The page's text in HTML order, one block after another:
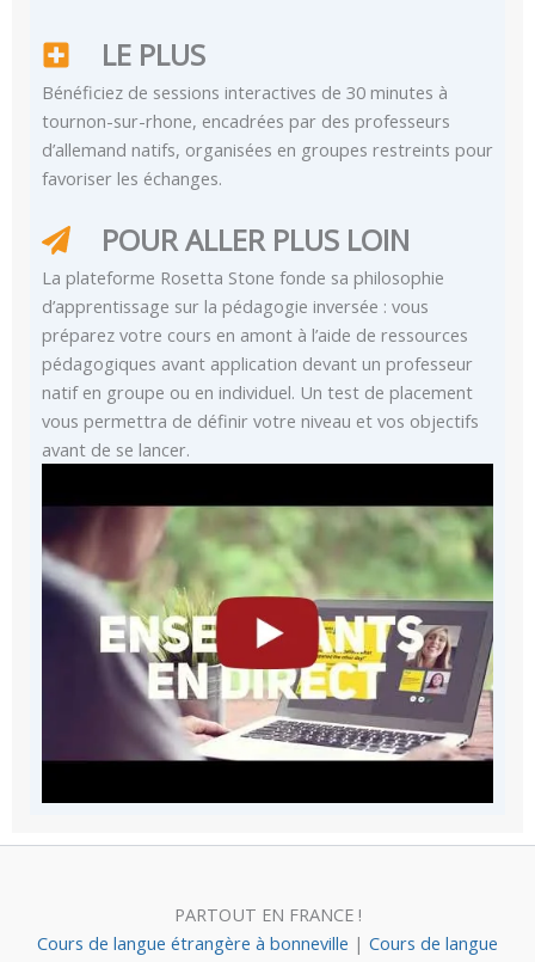
LE PLUS
Bénéficiez de sessions interactives de 30 minutes à
tournon-sur-rhone, encadrées par des professeurs
d’allemand natifs, organisées en groupes restreints pour
favoriser les échanges.
POUR ALLER PLUS LOIN
La plateforme Rosetta Stone fonde sa philosophie
d’apprentissage sur la pédagogie inversée : vous
préparez votre cours en amont à l’aide de ressources
pédagogiques avant application devant un professeur
natif en groupe ou en individuel. Un test de placement
vous permettra de définir votre niveau et vos objectifs
avant de se lancer.
PARTOUT EN FRANCE !
Cours de langue étrangère à bonneville | Cours de langue